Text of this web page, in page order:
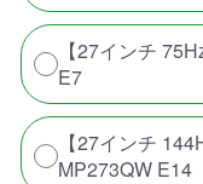
【27インチ
E7
【27インチ
MP273QW E14